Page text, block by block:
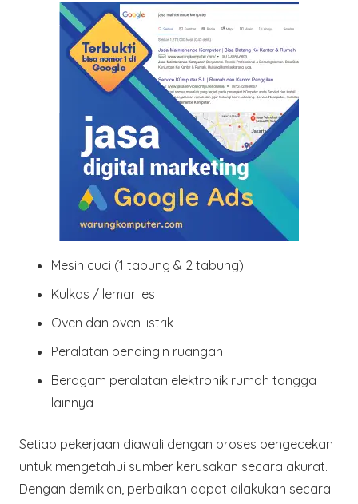
Mesin cuci (1 tabung & 2 tabung)
Kulkas / lemari es
Oven dan oven listrik
Peralatan pendingin ruangan
Beragam peralatan elektronik rumah tangga
lainnya
Setiap pekerjaan diawali dengan proses pengecekan
untuk mengetahui sumber kerusakan secara akurat.
Dengan demikian, perbaikan dapat dilakukan secara